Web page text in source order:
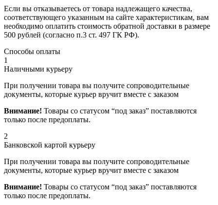
Если вы отказываетесь от товара надлежащего качества,
соответствующего указанным на сайте характеристикам, вам
необходимо оплатить стоимость обратной доставки в размере
500 рублей (согласно п.3 ст. 497 ГК РФ).
Способы оплаты
1
Наличными курьеру
При получении товара вы получите сопроводительные
документы, которые курьер вручит вместе с заказом
Внимание! Товары со статусом “под заказ” поставляются
только после предоплаты.
2
Банковской картой курьеру
При получении товара вы получите сопроводительные
документы, которые курьер вручит вместе с заказом
Внимание! Товары со статусом “под заказ” поставляются
только после предоплаты.